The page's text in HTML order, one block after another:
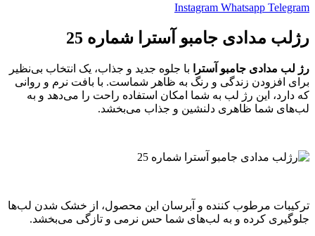
Instagram Whatsapp Telegram
رژلب مدادی جامبو آسترا شماره 25
رژ لب مدادی جامبو آسترا
با جلوه جدید و جذاب، یک انتخاب بی‌نظیر
برای افزودن زندگی و رنگ به ظاهر شماست. با بافت نرم و روانی
که دارد، این رژ لب به شما امکان استفاده راحت را می‌دهد و به
لب‌های شما ظاهری دلنشین و جذاب می‌بخشد.
ترکیبات مرطوب کننده و آبرسان این محصول، از خشک شدن لب‌ها
جلوگیری کرده و به لب‌های شما حس نرمی و تازگی می‌بخشد.